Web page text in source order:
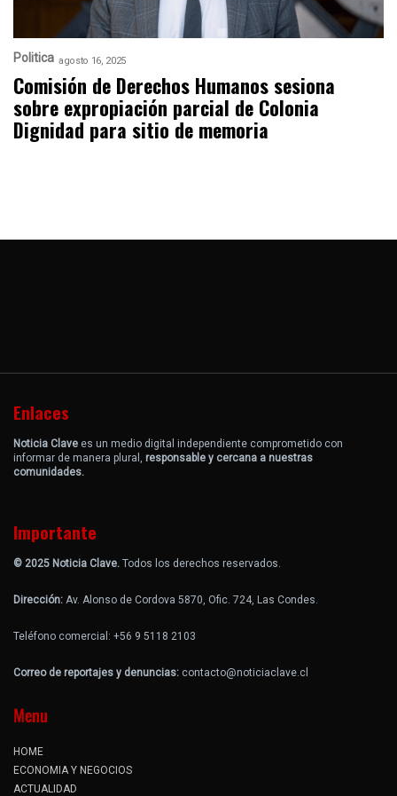
Politica agosto 16, 2025
Comisión de Derechos Humanos sesiona
sobre expropiación parcial de Colonia
Dignidad para sitio de memoria
Enlaces
Noticia Clave es un medio digital independiente comprometido con
informar de manera plural, responsable y cercana a nuestras
comunidades.
Importante
© 2025 Noticia Clave. Todos los derechos reservados.
Dirección: Av. Alonso de Cordova 5870, Ofic. 724, Las Condes.
Teléfono comercial: +56 9 5118 2103
Correo de reportajes y denuncias: contacto@noticiaclave.cl
Menu
HOME
ECONOMIA Y NEGOCIOS
ACTUALIDAD